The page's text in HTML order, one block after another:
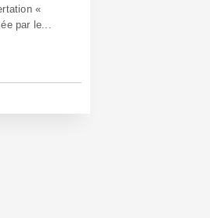
«
par le...